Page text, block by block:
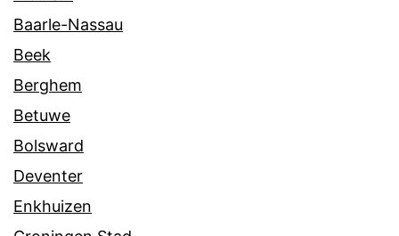
Baarle-Nassau
Beek
Berghem
Betuwe
Bolsward
Deventer
Enkhuizen